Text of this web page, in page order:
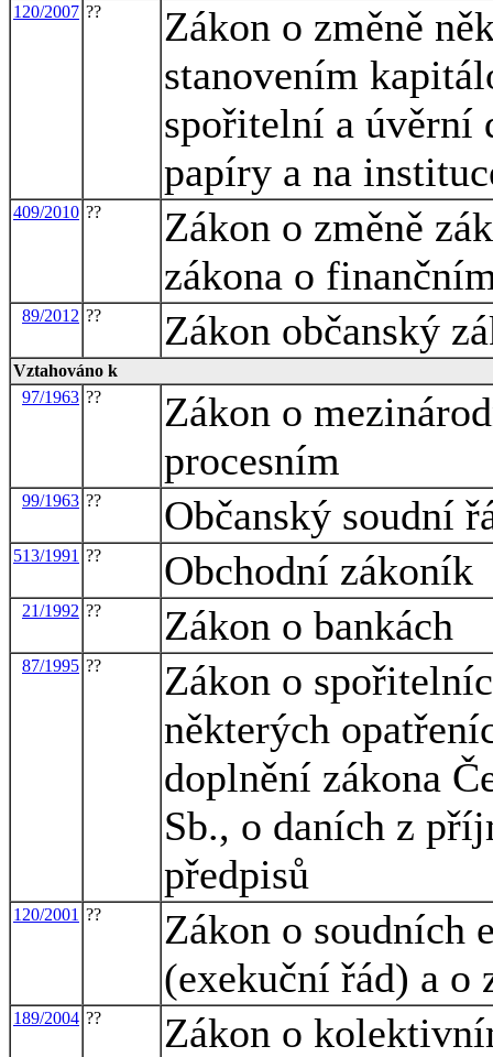
120/2007 ??
Zákon o změně
stanovením
spořitelní a úvěrní
papíry a na
409/2010 ??
Zákon o změně
zákona o
89/2012 ?? Zákon občanský
Vztahováno k
97/1963 ??
Zákon o
procesním
99/1963 ?? Občanský soudní
513/1991 ?? Obchodní zákoník
21/1992 ?? Zákon o bankách
87/1995 ??
Zákon o
některých
doplnění zákona
Sb., o daních z
předpisů
120/2001 ??
Zákon o soudních
(exekuční řád) a o
189/2004 ?? Zákon o